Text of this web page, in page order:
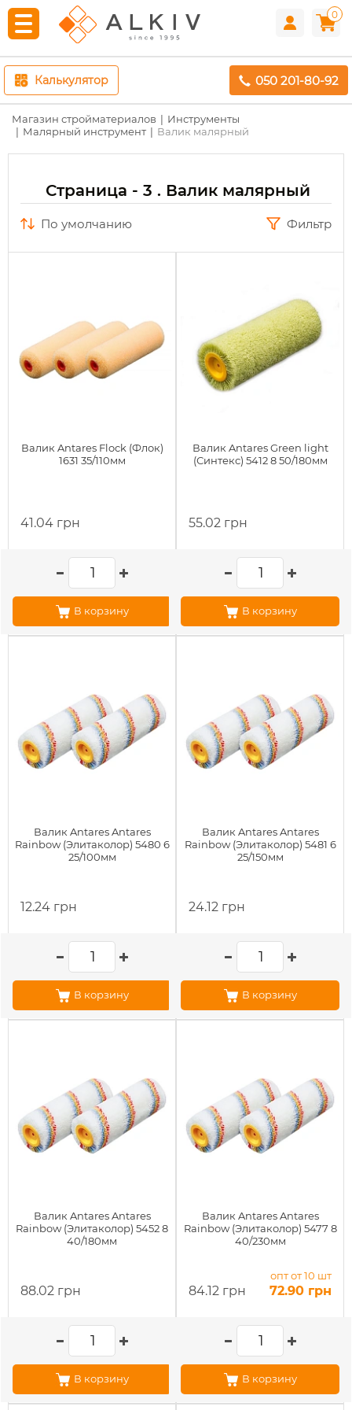
0
Калькулятор 050 201-80-92
Магазин стройматериалов
Инструменты
Малярный инструмент
Валик малярный
Страница - 3 . Валик малярный
по умолчанию Фильтр
Валик Antares Flock (Флок)
1631 35/110мм
41.04 грн
В корзину
Валик Antares Green light
(Синтекс) 5412 8 50/180мм
55.02 грн
В корзину
Валик Antares Antares
Rainbow (Элитаколор) 5480 6
25/100мм
12.24 грн
В корзину
Валик Antares Antares
Rainbow (Элитаколор) 5481 6
25/150мм
24.12 грн
В корзину
Валик Antares Antares
Rainbow (Элитаколор) 5452 8
40/180мм
88.02 грн
В корзину
Валик Antares Antares
Rainbow (Элитаколор) 5477 8
40/230мм
84.12 грн
опт от 10 шт
72.90 грн
В корзину